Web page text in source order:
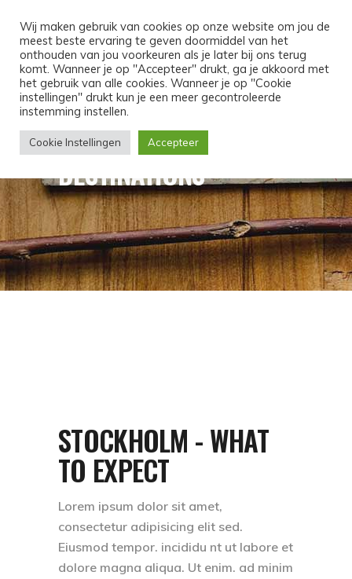
MENU
DESTINATIONS
STOCKHOLM - WHAT
TO EXPECT
Lorem ipsum dolor sit amet,
consectetur adipisicing elit sed.
Eiusmod tempor. incididu nt ut labore et
dolore magna aliqua. Ut enim. ad minim
Wij maken gebruik van cookies op onze website om jou de
meest beste ervaring te geven doormiddel van het
onthouden van jou voorkeuren als je later bij ons terug
komt. Wanneer je op "Accepteer" drukt, ga je akkoord met
het gebruik van alle cookies. Wanneer je op "Cookie
instellingen" drukt kun je een meer gecontroleerde
instemming instellen.
Cookie Instellingen Accepteer